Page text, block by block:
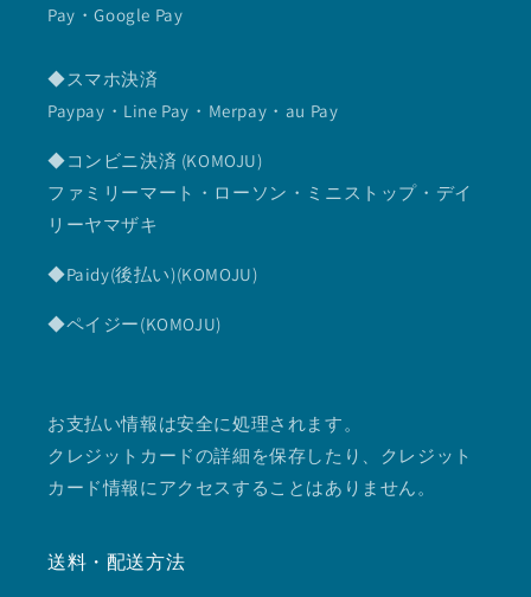
Pay・Google Pay
◆スマホ決済
Paypay・Line Pay・Merpay・au Pay
◆コンビニ決済 (KOMOJU)
ファミリーマート・ローソン・ミニストップ・デイ
リーヤマザキ
◆Paidy(後払い)(KOMOJU)
◆ペイジー(KOMOJU)
お支払い情報は安全に処理されます。
クレジットカードの詳細を保存したり、クレジット
カード情報にアクセスすることはありません。
送料・配送方法